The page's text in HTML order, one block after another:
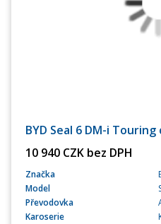
BYD Seal 6 DM-i
10 940 CZK bez DPH
Značka
Model
Převodovka
Karoserie